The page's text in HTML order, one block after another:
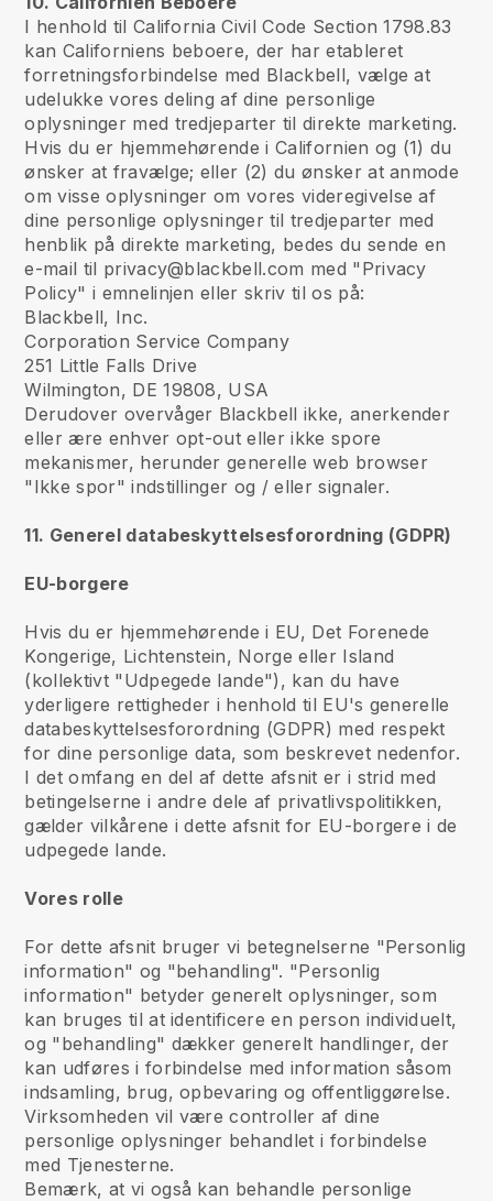
I henhold til California Civil Code Section 1798.83
kan Californiens beboere, der har etableret
forretningsforbindelse med Blackbell, vælge at
udelukke vores deling af dine personlige
oplysninger med tredjeparter til direkte marketing.
Hvis du er hjemmehørende i Californien og (1) du
ønsker at fravælge; eller (2) du ønsker at anmode
om visse oplysninger om vores videregivelse af
dine personlige oplysninger til tredjeparter med
henblik på direkte marketing, bedes du sende en
e-mail til privacy@blackbell.com med "Privacy
Policy" i emnelinjen eller skriv til os på:
Blackbell, Inc.
Corporation Service Company
251 Little Falls Drive
Wilmington, DE 19808, USA
Derudover overvåger Blackbell ikke, anerkender
eller ære enhver opt-out eller ikke spore
mekanismer, herunder generelle web browser
"Ikke spor" indstillinger og / eller signaler.
11. Generel databeskyttelsesforordning (GDPR)
EU-borgere
Hvis du er hjemmehørende i EU, Det Forenede
Kongerige, Lichtenstein, Norge eller Island
(kollektivt "Udpegede lande"), kan du have
yderligere rettigheder i henhold til EU's generelle
databeskyttelsesforordning (GDPR) med respekt
for dine personlige data, som beskrevet nedenfor.
I det omfang en del af dette afsnit er i strid med
betingelserne i andre dele af privatlivspolitikken,
gælder vilkårene i dette afsnit for EU-borgere i de
udpegede lande.
Vores rolle
For dette afsnit bruger vi betegnelserne "Personlig
information" og "behandling". "Personlig
information" betyder generelt oplysninger, som
kan bruges til at identificere en person individuelt,
og "behandling" dækker generelt handlinger, der
kan udføres i forbindelse med information såsom
indsamling, brug, opbevaring og offentliggørelse.
Virksomheden vil være controller af dine
personlige oplysninger behandlet i forbindelse
med Tjenesterne.
Bemærk, at vi også kan behandle personlige